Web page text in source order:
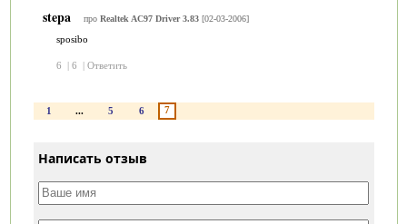
stepa про Realtek AC97 Driver 3.83[02-03-2006]
sposibo
6 | 6 | Ответить
1 ... 5 6 7
Написать отзыв